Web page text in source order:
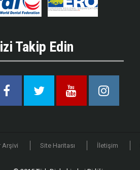
Takip Edin
Twitter Youtube Instagram
Arşivi Site Haritası İletişim